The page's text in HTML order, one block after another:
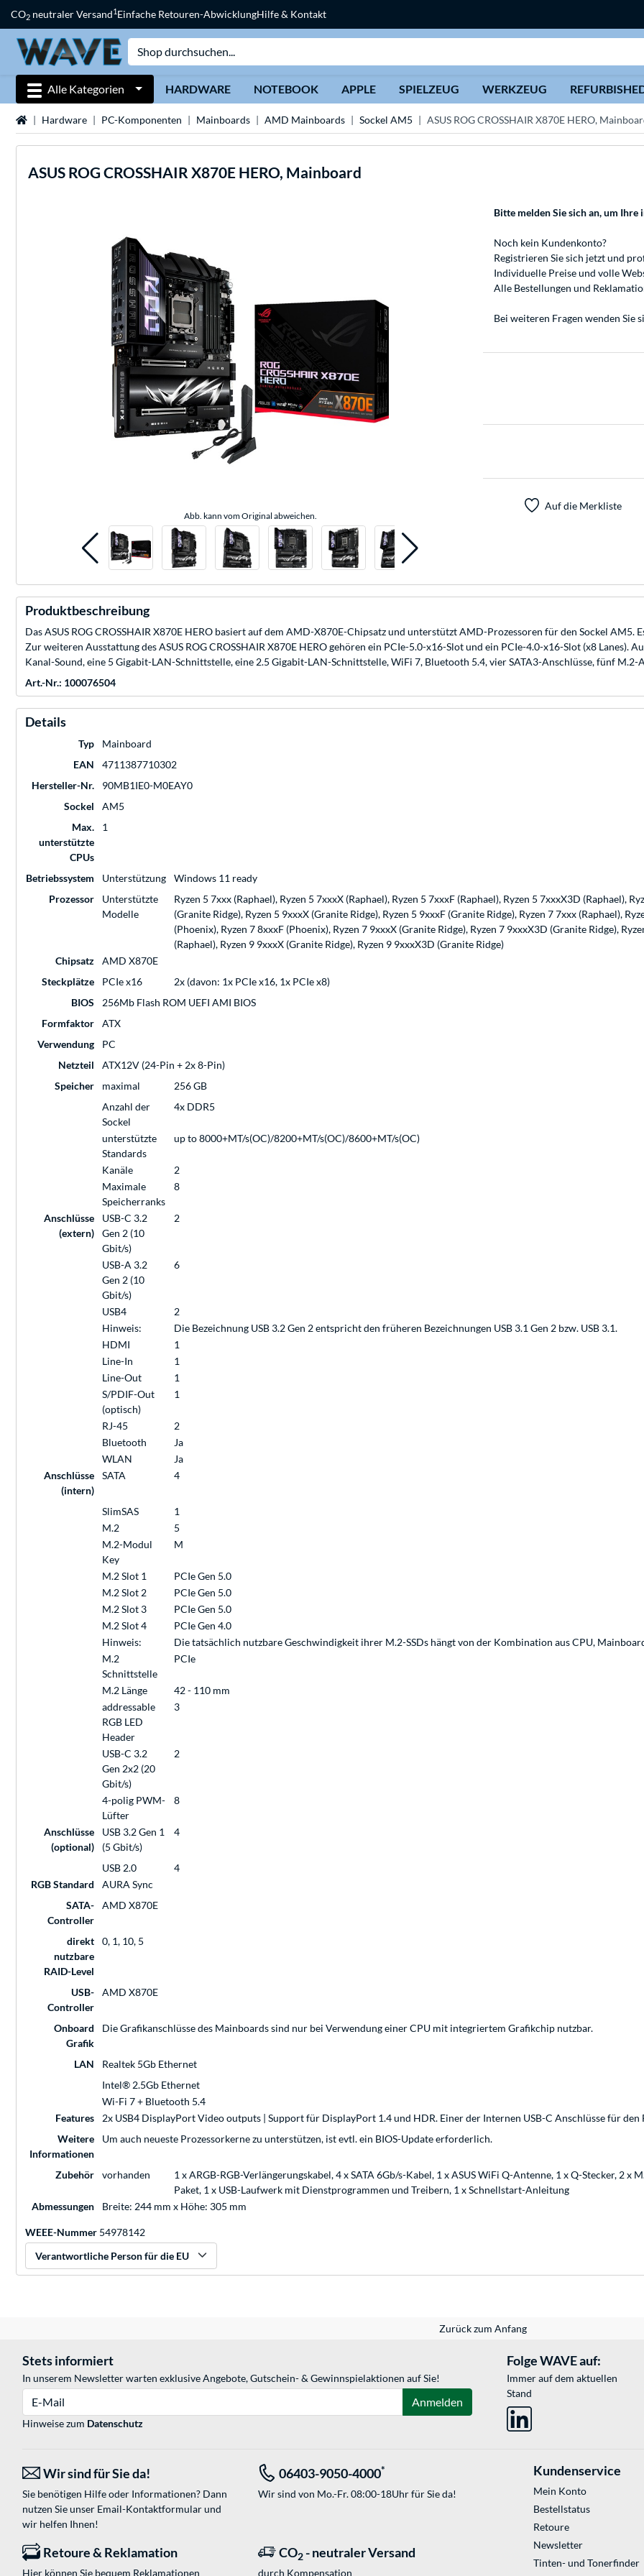
CO2 neutraler Versand1Einfache Retouren-AbwicklungHilfe & Kontakt
Alle Kategorien HARDWARE NOTEBOOK APPLE SPIELZEUG WERKZEUG
StartseiteHardware PC-Komponenten Mainboards AMD Mainboards Sockel AM5 ASUS ROG CROSSHAIR X870E HERO,
ASUS ROG CROSSHAIR X870E HERO, Mainboard
Abb. kann vom Original abweichen.
Bitte melden Sie sich an, um Ihre
Noch kein Kundenkonto?
Registrieren Sie sich jetzt und
Individuelle Preise und volle
Alle Bestellungen und
Bei weiteren Fragen wenden Sie
Auf die Merkliste
Produktbeschreibung
Das ASUS ROG CROSSHAIR X870E HERO basiert auf dem AMD-X870E-Chipsatz und unterstützt AMD-Prozessoren für den Sockel
Zur weiteren Ausstattung des ASUS ROG CROSSHAIR X870E HERO gehören ein PCIe-5.0-x16-Slot und ein PCIe-4.0-x16-Slot (x8 Lanes).
Kanal-Sound, eine 5 Gigabit-LAN-Schnittstelle, eine 2.5 Gigabit-LAN-Schnittstelle, WiFi 7, Bluetooth 5.4, vier SATA3-Anschlüsse, fünf M.2-
Art.-Nr.: 100076504
Details
Typ
Mainboard
EAN
4711387710302
Hersteller-Nr.
90MB1IE0-M0EAY0
Sockel
AM5
Max.
unterstützte
CPUs
1
Betriebssystem Unterstützung
Windows 11 ready
Prozessor
Unterstützte
Modelle
Ryzen 5 7xxx (Raphael), Ryzen 5 7xxxX (Raphael), Ryzen 5 7xxxF (Raphael), Ryzen 5 7xxxX3D (Raphael),
(Granite Ridge), Ryzen 5 9xxxX (Granite Ridge), Ryzen 5 9xxxF (Granite Ridge), Ryzen 7 7xxx (Raphael),
(Phoenix), Ryzen 7 8xxxF (Phoenix), Ryzen 7 9xxxX (Granite Ridge), Ryzen 7 9xxxX3D (Granite Ridge),
(Raphael), Ryzen 9 9xxxX (Granite Ridge), Ryzen 9 9xxxX3D (Granite Ridge)
Chipsatz
AMD X870E
Steckplätze
PCIe x16
2x (davon: 1x PCIe x16, 1x PCIe x8)
BIOS
256Mb Flash ROM UEFI AMI BIOS
Formfaktor
ATX
Verwendung
PC
Netzteil
ATX12V (24-Pin + 2x 8-Pin)
Speicher
maximal
256 GB
Anzahl der
Sockel
4x DDR5
unterstützte
Standards
up to 8000+MT/s(OC)/8200+MT/s(OC)/8600+MT/s(OC)
Kanäle
2
Maximale
Speicherranks
8
Anschlüsse
(extern)
USB-C 3.2
Gen 2 (10
Gbit/s)
2
USB-A 3.2
Gen 2 (10
Gbit/s)
6
USB4
2
Hinweis:
Die Bezeichnung USB 3.2 Gen 2 entspricht den früheren Bezeichnungen USB 3.1 Gen 2 bzw. USB 3.1.
HDMI
1
Line-In
1
Line-Out
1
S/PDIF-Out
(optisch)
1
RJ-45
2
Bluetooth
Ja
WLAN
Ja
Anschlüsse
(intern)
SATA 4
SlimSAS
1
M.2
5
M.2-Modul
Key
M
M.2 Slot 1
PCIe Gen 5.0
M.2 Slot 2
PCIe Gen 5.0
M.2 Slot 3
PCIe Gen 5.0
M.2 Slot 4
PCIe Gen 4.0
Hinweis:
Die tatsächlich nutzbare Geschwindigkeit ihrer M.2-SSDs hängt von der Kombination aus CPU,
M.2
Schnittstelle
PCIe
M.2 Länge
42 - 110 mm
addressable
RGB LED
Header
3
USB-C 3.2
Gen 2x2 (20
Gbit/s)
2
4-polig PWM-
Lüfter
8
Anschlüsse
(optional)
USB 3.2 Gen 1
(5 Gbit/s)
4
USB 2.0
4
RGB Standard
AURA Sync
SATA-
Controller
AMD X870E
direkt
nutzbare
RAID-Level
0, 1, 10, 5
USB-
Controller
AMD X870E
Onboard
Grafik
Die Grafikanschlüsse des Mainboards sind nur bei Verwendung einer CPU mit integriertem Grafikchip nutzbar.
LAN
Realtek 5Gb Ethernet
Intel® 2.5Gb Ethernet
Wi-Fi 7 + Bluetooth 5.4
Features
2x USB4 DisplayPort Video outputs | Support für DisplayPort 1.4 und HDR. Einer der Internen USB-C Anschlüsse für
Weitere
Informationen
Um auch neueste Prozessorkerne zu unterstützen, ist evtl. ein BIOS-Update erforderlich.
Zubehör vorhanden
1 x ARGB-RGB-Verlängerungskabel, 4 x SATA 6Gb/s-Kabel, 1 x ASUS WiFi Q-Antenne, 1 x Q-Stecker, 2 x
Paket, 1 x USB-Laufwerk mit Dienstprogrammen und Treibern, 1 x Schnellstart-Anleitung
Abmessungen
Breite: 244 mm x Höhe: 305 mm
WEEE-Nummer 54978142
Verantwortliche Person für die EU
Zurück zum Anfang
Stets informiert
In unserem Newsletter warten exklusive Angebote, Gutschein- & Gewinnspielaktionen auf Sie!
Anmelden
Hinweise zum Datenschutz
Folge WAVE auf:
Immer auf dem aktuellen
Stand
Wir sind für Sie da!
Sie benötigen Hilfe oder Informationen? Dann
nutzen Sie unser Email-Kontaktformularund
wir helfen Ihnen!
06403-9050-4000*
Wir sind von Mo.-Fr. 08:00-18Uhr für Sie da!
Retoure & Reklamation
Hier können Sie bequem Reklamationen
CO2 - neutraler Versand
durch Kompensation
Kundenservice
Mein Konto
Bestellstatus
Retoure
Newsletter
Tinten- und Tonerfinder